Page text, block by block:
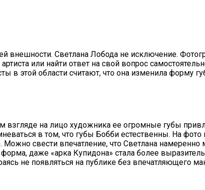
внешности. Светлана Лобода не исключение.
или найти ответ на свой вопрос
этой области считают, что она изменила форму
взгляде на лицо художника ее огромные губы
в том, что губы Бобби естественны. На
свести впечатление, что Светлана намеренно
даже «арка Купидона» стала более
не появляться на публике без впечатляющего